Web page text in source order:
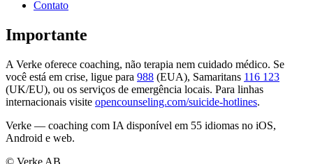
Contato
Importante
A Verke oferece coaching, não terapia nem cuidado médico. Se
você está em crise, ligue para 988 (EUA), Samaritans 116 123
(UK/EU), ou os serviços de emergência locais. Para linhas
internacionais visite opencounseling.com/suicide-hotlines.
Verke — coaching com IA disponível em 55 idiomas no iOS,
Android e web.
© Verke AB